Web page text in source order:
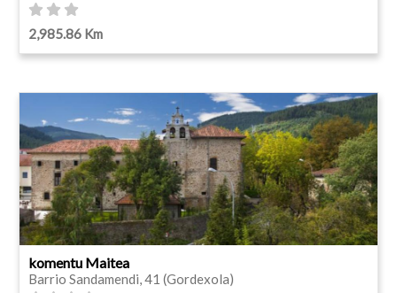
2,985.86 Km
komentu Maitea
Barrio Sandamendi, 41 (Gordexola)